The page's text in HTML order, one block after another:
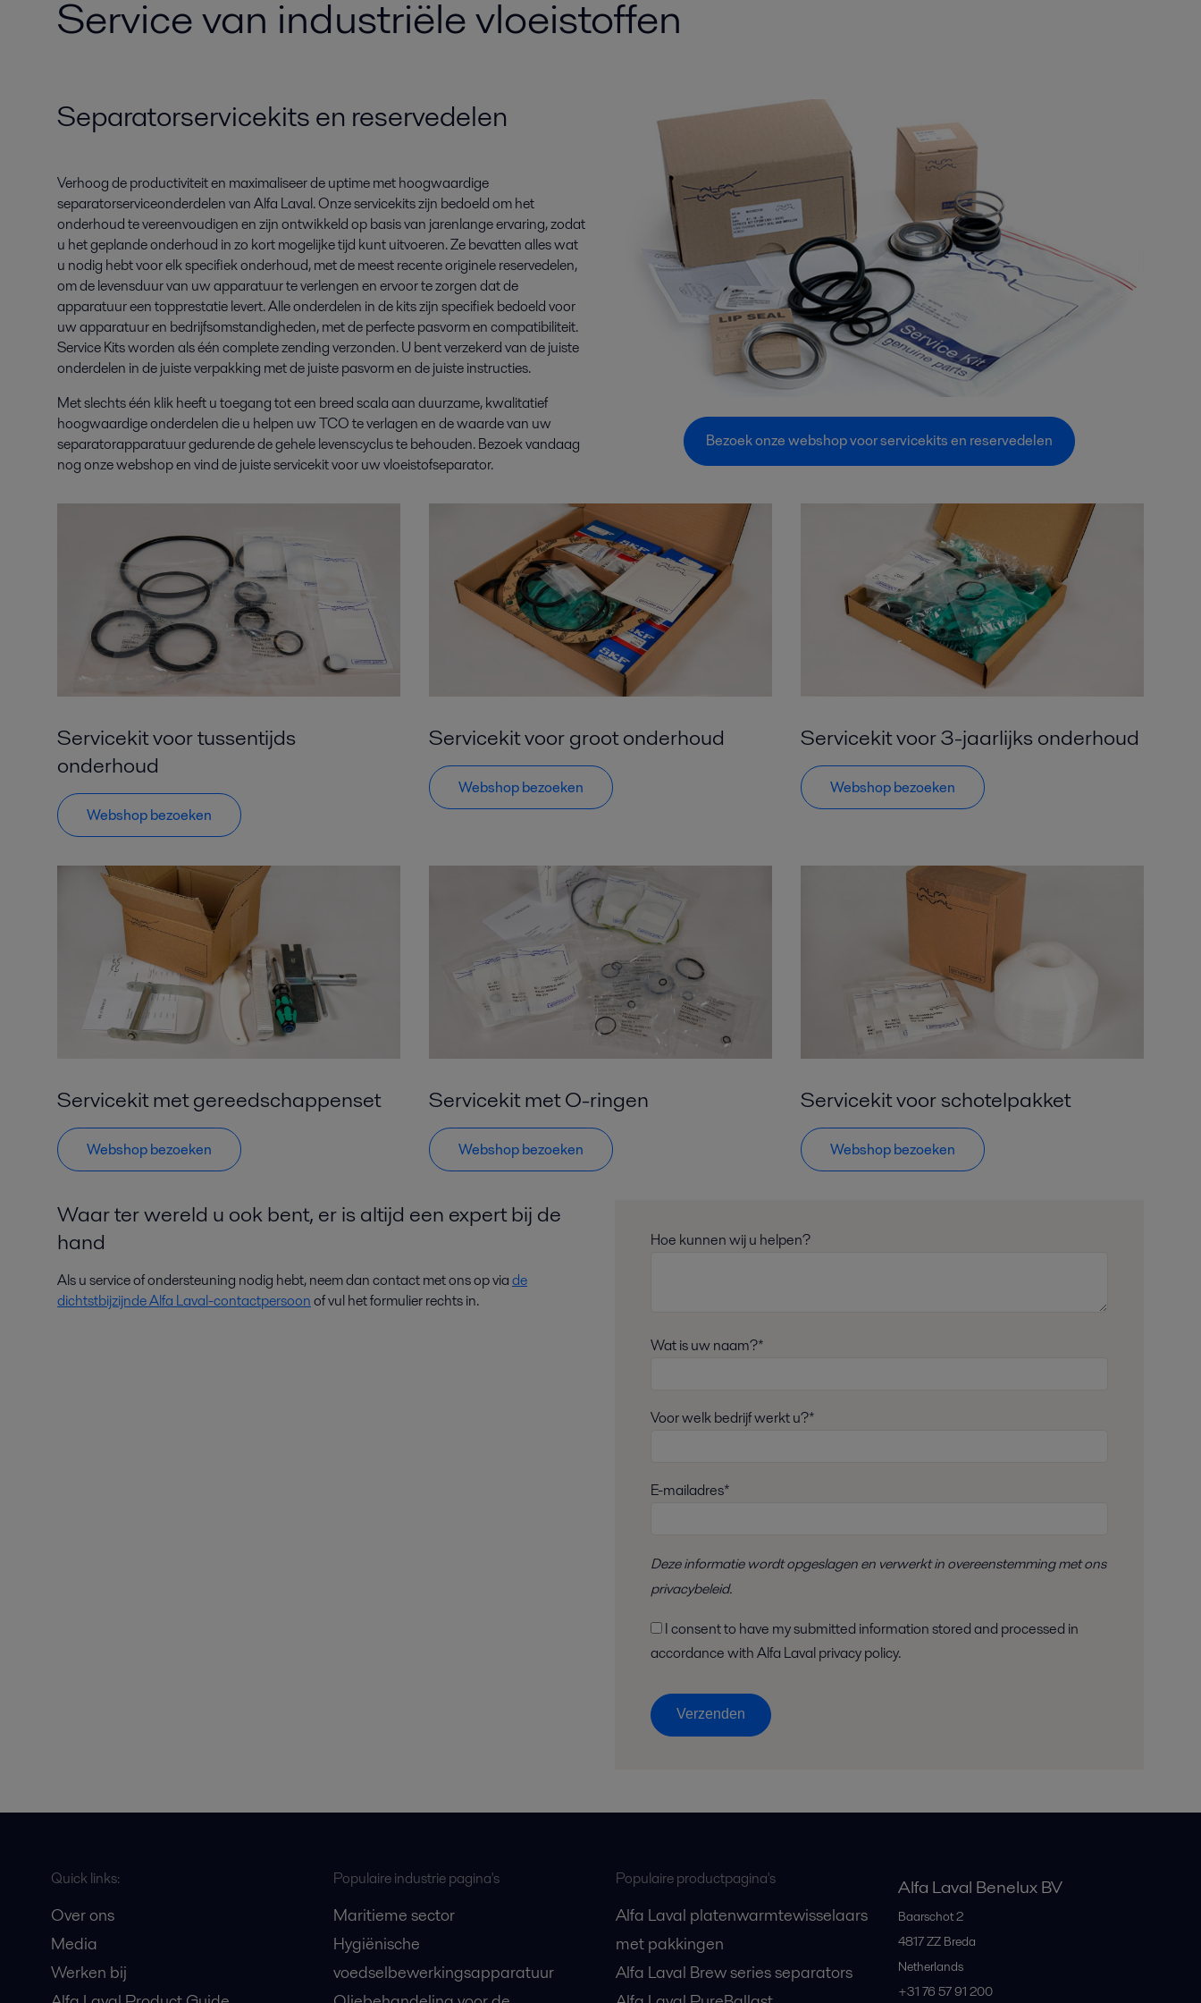
Service van industriële vloeistoffen
Separatorservicekits en reservedelen
Verhoog de productiviteit en maximaliseer de uptime met hoogwaardige
separatorserviceonderdelen van Alfa Laval. Onze servicekits zijn bedoeld om het
onderhoud te vereenvoudigen en zijn ontwikkeld op basis van jarenlange ervaring, zodat
u het geplande onderhoud in zo kort mogelijke tijd kunt uitvoeren. Ze bevatten alles wat
u nodig hebt voor elk specifiek onderhoud, met de meest recente originele reservedelen,
om de levensduur van uw apparatuur te verlengen en ervoor te zorgen dat de
apparatuur een topprestatie levert. Alle onderdelen in de kits zijn specifiek bedoeld voor
uw apparatuur en bedrijfsomstandigheden, met de perfecte pasvorm en compatibiliteit.
Service Kits worden als één complete zending verzonden. U bent verzekerd van de juiste
onderdelen in de juiste verpakking met de juiste pasvorm en de juiste instructies.
Met slechts één klik heeft u toegang tot een breed scala aan duurzame, kwalitatief
hoogwaardige onderdelen die u helpen uw TCO te verlagen en de waarde van uw
separatorapparatuur gedurende de gehele levenscyclus te behouden. Bezoek vandaag
nog onze webshop en vind de juiste servicekit voor uw vloeistofseparator.
Bezoek onze webshop voor servicekits en reservedelen
Servicekit voor tussentijds
onderhoud
Webshop bezoeken
Servicekit voor groot onderhoud
Webshop bezoeken
Servicekit voor 3-jaarlijks onderhoud
Webshop bezoeken
Servicekit met gereedschappenset
Webshop bezoeken
Servicekit met O-ringen
Webshop bezoeken
Servicekit voor schotelpakket
Webshop bezoeken
Waar ter wereld u ook bent, er is altijd een expert bij de
hand
Als u service of ondersteuning nodig hebt, neem dan contact met ons op viade
dichtstbijzijnde Alfa Laval-contactpersoonof vul het formulier rechts in.
Hoe kunnen wij u helpen?
Wat is uw naam?*
Voor welk bedrijf werkt u?*
E-mailadres*
Deze informatie wordt opgeslagen en verwerktin overeenstemming metons
privacybeleid.
I consent to have my submitted information stored and processed in
accordance with Alfa Laval privacy policy.
Verzenden
Quick links:
Over ons
Media
Werken bij
Populaire industrie pagina's
Maritieme sector
Hygiënische
voedselbewerkingsapparatuur
Populaire productpagina's
Alfa Laval platenwarmtewisselaars
met pakkingen
Alfa Laval Brew series separators
Alfa Laval Benelux BV
Baarschot 2
4817 ZZ Breda
Netherlands
+31 76 57 91 200